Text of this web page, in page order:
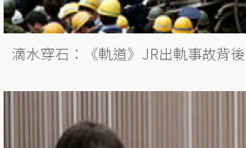
滴水穿石：《軌道》JR出軌事故背